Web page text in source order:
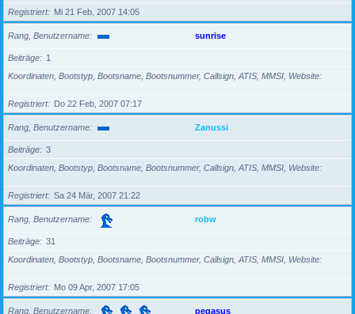
Registriert Mi 21 Feb, 2007 14:05
Rang, Benutzername sunrise
Beiträge
1
Koordinaten, Bootstyp, Bootsname, Bootsnummer, Callsign, ATIS, MMSI, Website
Registriert Do 22 Feb, 2007 07:17
Rang, Benutzername Zanussi
Beiträge
3
Koordinaten, Bootstyp, Bootsname, Bootsnummer, Callsign, ATIS, MMSI, Website
Registriert Sa 24 Mär, 2007 21:22
Rang, Benutzername robw
Beiträge
31
Koordinaten, Bootstyp, Bootsname, Bootsnummer, Callsign, ATIS, MMSI, Website
Registriert Mo 09 Apr, 2007 17:05
Rang, Benutzername pegasus